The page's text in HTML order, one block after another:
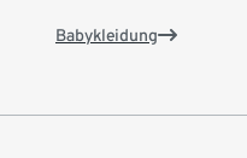
Babykleidung